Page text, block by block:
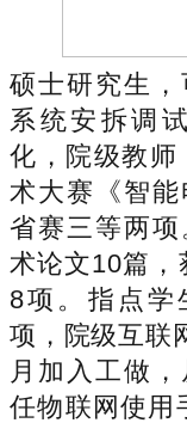
硕士研究生
系统安拆调
化，院级教师
术大赛《智
省赛三等两
术论文10篇，
8项。指点学
项，院级互联
月加入工做
任物联网使用